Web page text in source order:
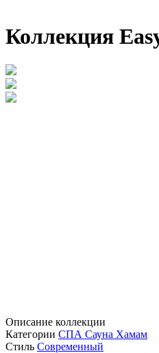
Коллекция
Описание коллекции
Категории СПА Сауна Хамам
Стиль Современный